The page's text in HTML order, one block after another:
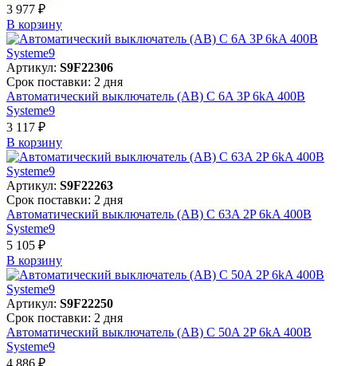
3 977 ₽
В корзинy
Артикул: S9F22306
Срок поставки: 2 дня
Автоматический выключатель (АВ) C 6A 3P 6kA 400В
Systeme9
3 117 ₽
В корзинy
Артикул: S9F22263
Срок поставки: 2 дня
Автоматический выключатель (АВ) C 63A 2P 6kA 400В
Systeme9
5 105 ₽
В корзинy
Артикул: S9F22250
Срок поставки: 2 дня
Автоматический выключатель (АВ) C 50A 2P 6kA 400В
Systeme9
4 886 ₽